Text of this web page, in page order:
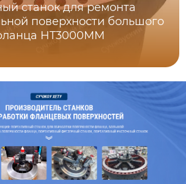
станок для ремонта
поверхности большого
HT3000MM